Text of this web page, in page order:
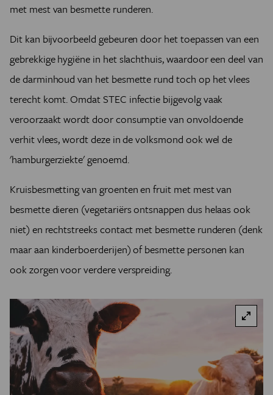
met mest van besmette runderen.
Dit kan bijvoorbeeld gebeuren door het toepassen van een
gebrekkige hygiëne in het slachthuis, waardoor een deel van
de darminhoud van het besmette rund toch op het vlees
terecht komt. Omdat STEC infectie bijgevolg vaak
veroorzaakt wordt door consumptie van onvoldoende
verhit vlees, wordt deze in de volksmond ook wel de
'hamburgerziekte' genoemd.
Kruisbesmetting van groenten en fruit met mest van
besmette dieren (vegetariërs ontsnappen dus helaas ook
niet) en rechtstreeks contact met besmette runderen (denk
maar aan kinderboerderijen) of besmette personen kan
ook zorgen voor verdere verspreiding.